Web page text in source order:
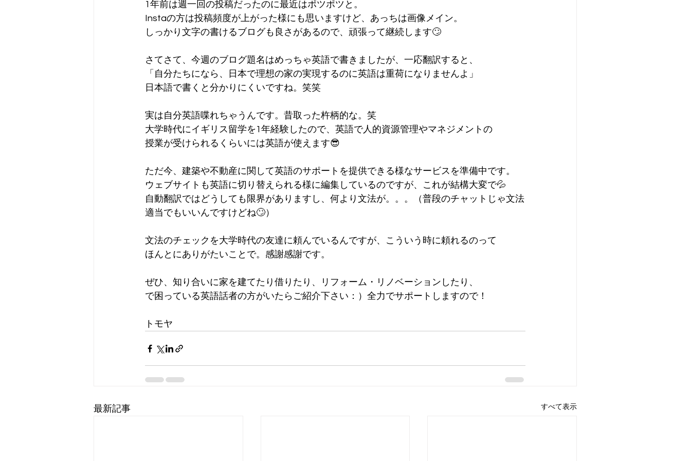
1年前は週一回の投稿だったのに最近はポツポツと。
Instaの方は投稿頻度が上がった様にも思いますけど、あっちは画像メイン。
しっかり文字の書けるブログも良さがあるので、頑張って継続します🙄
さてさて、今週のブログ題名はめっちゃ英語で書きましたが、一応翻訳すると、
「自分たちになら、日本で理想の家の実現するのに英語は重荷になりませんよ」
日本語で書くと分かりにくいですね。笑笑
実は自分英語喋れちゃうんです。昔取った杵柄的な。笑
大学時代にイギリス留学を1年経験したので、英語で人的資源管理やマネジメントの
授業が受けられるくらいには英語が使えます😎
ただ今、建築や不動産に関して英語のサポートを提供できる様なサービスを準備中です。
ウェブサイトも英語に切り替えられる様に編集しているのですが、これが結構大変で💦
自動翻訳ではどうしても限界がありますし、何より文法が。。。（普段のチャットじゃ文法
適当でもいいんですけどね🙄）
文法のチェックを大学時代の友達に頼んでいるんですが、こういう時に頼れるのって
ほんとにありがたいことで。感謝感謝です。
ぜひ、知り合いに家を建てたり借りたり、リフォーム・リノベーションしたり、
で困っている英語話者の方がいたらご紹介下さい：）全力でサポートしますので！
トモヤ
最新記事 すべて表示